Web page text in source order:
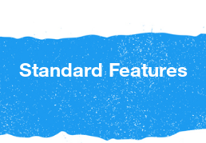
Standard Features